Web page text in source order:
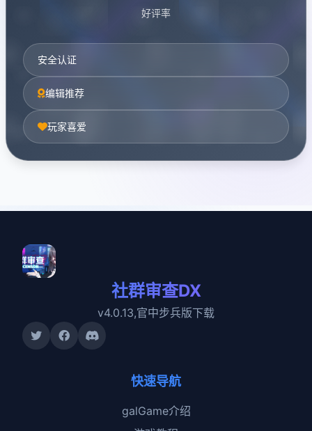
好评率
安全认证
编辑推荐
玩家喜爱
社群审查DX
v4.0.13,官中步兵版下载
快速导航
galGame介绍